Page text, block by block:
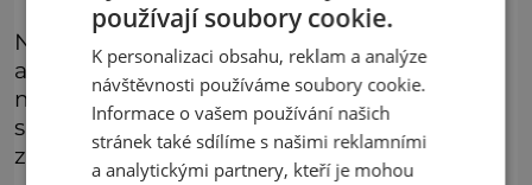
Najdete tady exponáty od dopravy, energie
až po da Vinciho vynálezy, kterému je
muzeum vlastně takřka zasvěcené. Je to i
skvělý tip pro návštěvu s dětmi, protože
zahrnuje spoustu interaktivních exponátů.
používají soubory cookie.
K personalizaci obsahu, reklam a analýze
návštěvnosti používáme soubory cookie.
Informace o vašem používání našich
stránek také sdílíme s našimi reklamními
a analytickými partnery, kteří je mohou